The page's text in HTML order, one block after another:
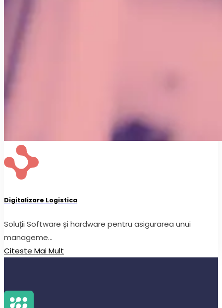
Digitalizare Logistica
Soluții Software și hardware pentru asigurarea unui
manageme...
Citeste Mai Mult